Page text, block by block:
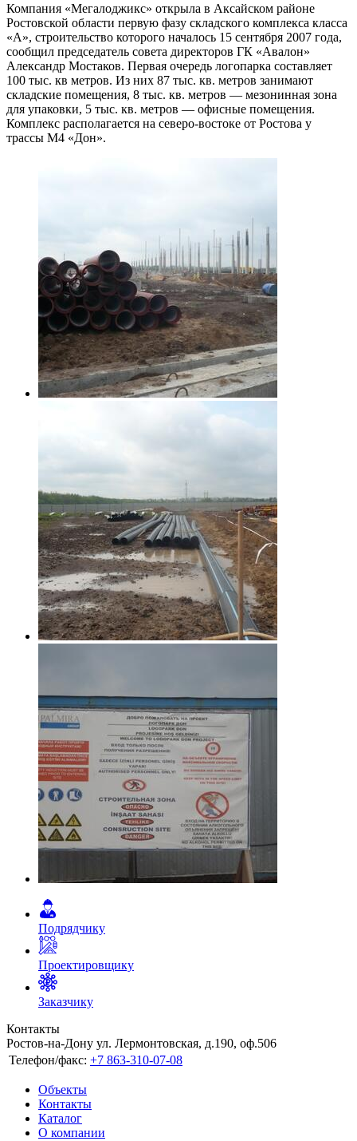
Компания «Мегалоджикс» открыла в Аксайском районе
Ростовской области первую фазу складского комплекса класса
«А», строительство которого началось 15 сентября 2007 года,
сообщил председатель совета директоров ГК «Авалон»
Александр Мостаков. Первая очередь логопарка составляет
100 тыс. кв метров. Из них 87 тыс. кв. метров занимают
складские помещения, 8 тыс. кв. метров — мезонинная зона
для упаковки, 5 тыс. кв. метров — офисные помещения.
Комплекс располагается на северо-востоке от Ростова у
трассы М4 «Дон».
Подрядчику
Проектировщику
Заказчику
Контакты
Ростов-на-Дону ул. Лермонтовская, д.190, оф.506
Телефон/факс: +7 863-310-07-08
Объекты
Контакты
Каталог
О компании